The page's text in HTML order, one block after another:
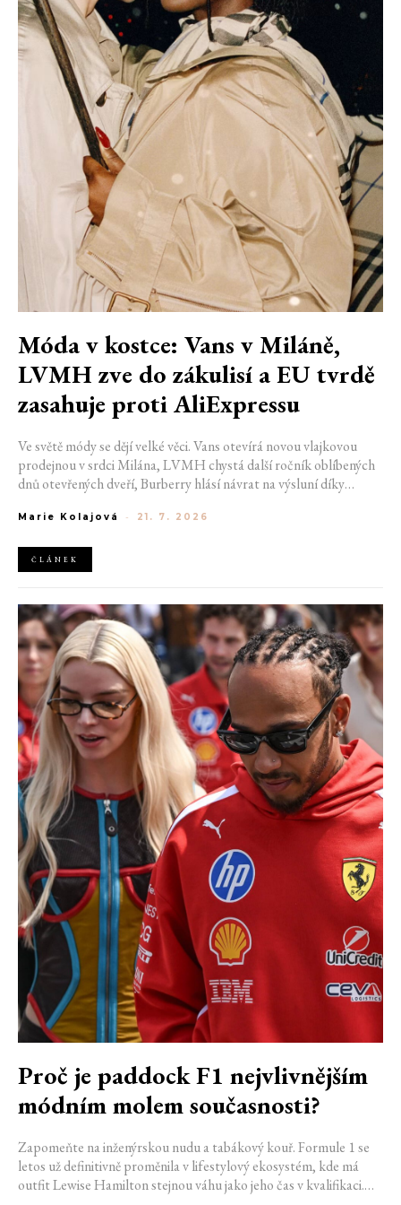
Móda v kostce: Vans v Miláně,
LVMH zve do zákulisí a EU tvrdě
zasahuje proti AliExpressu
Ve světě módy se dějí velké věci. Vans otevírá novou vlajkovou
prodejnou v srdci Milána, LVMH chystá další ročník oblíbených
dnů otevřených dveří, Burberry hlásí návrat na výsluní díky
AliExpress.
Marie Kolajová - 21. 7. 2026
ČLÁNEK
Proč je paddock F1 nejvlivnějším
módním molem současnosti?
Zapomeňte na inženýrskou nudu a tabákový kouř. Formule 1 se
letos už definitivně proměnila v lifestylový ekosystém, kde má
outfit Lewise Hamilton stejnou váhu jako jeho čas v kvalifikaci.